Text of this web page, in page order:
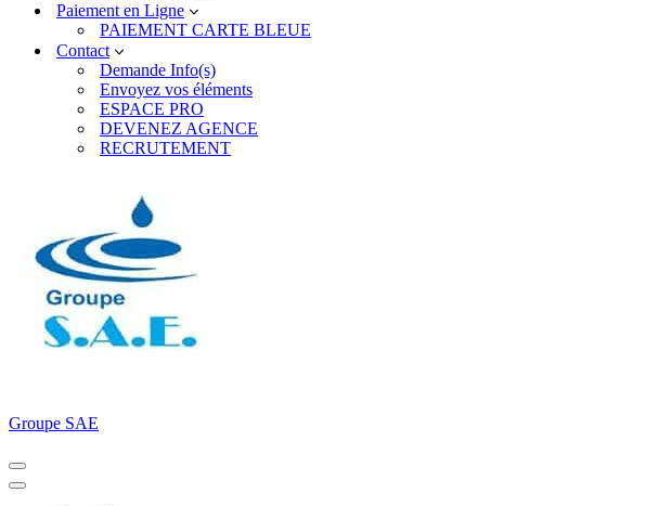
Paiement en Ligne
PAIEMENT CARTE BLEUE
Contact
Demande Info(s)
Envoyez vos éléments
ESPACE PRO
DEVENEZ AGENCE
RECRUTEMENT
Groupe SAE
Menu
de
Menu